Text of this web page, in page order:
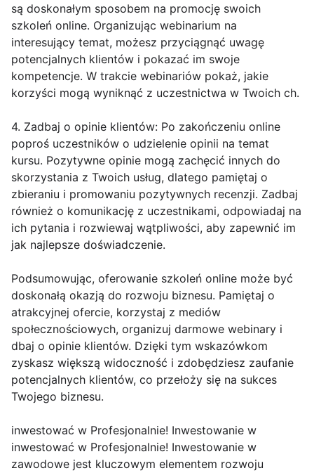
są doskonałym sposobem na promocję swoich
szkoleń online. Organizując webinarium na
interesujący temat, możesz przyciągnąć uwagę
potencjalnych klientów i pokazać im swoje
kompetencje. W trakcie webinariów pokaż, jakie
korzyści mogą wyniknąć z uczestnictwa w Twoich ch.
4. Zadbaj o opinie klientów: Po zakończeniu online
poproś uczestników o udzielenie opinii na temat
kursu. Pozytywne opinie mogą zachęcić innych do
skorzystania z Twoich usług, dlatego pamiętaj o
zbieraniu i promowaniu pozytywnych recenzji. Zadbaj
również o komunikację z uczestnikami, odpowiadaj na
ich pytania i rozwiewaj wątpliwości, aby zapewnić im
jak najlepsze doświadczenie.
Podsumowując, oferowanie szkoleń online może być
doskonałą okazją do rozwoju biznesu. Pamiętaj o
atrakcyjnej ofercie, korzystaj z mediów
społecznościowych, organizuj darmowe webinary i
dbaj o opinie klientów. Dzięki tym wskazówkom
zyskasz większą widoczność i zdobędziesz zaufanie
potencjalnych klientów, co przełoży się na sukces
Twojego biznesu.
inwestować w Profesjonalnie! Inwestowanie w
inwestować w Profesjonalnie! Inwestowanie w
zawodowe jest kluczowym elementem rozwoju